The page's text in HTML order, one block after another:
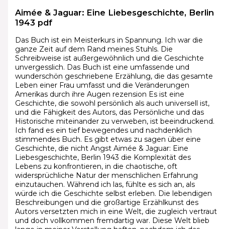
Aimée & Jaguar: Eine Liebesgeschichte, Berlin
1943 pdf
Das Buch ist ein Meisterkurs in Spannung. Ich war die
ganze Zeit auf dem Rand meines Stuhls. Die
Schreibweise ist außergewöhnlich und die Geschichte
unvergesslich. Das Buch ist eine umfassende und
wunderschön geschriebene Erzählung, die das gesamte
Leben einer Frau umfasst und die Veränderungen
Amerikas durch ihre Augen rezension Es ist eine
Geschichte, die sowohl persönlich als auch universell ist,
und die Fähigkeit des Autors, das Persönliche und das
Historische miteinander zu verweben, ist beeindruckend.
Ich fand es ein tief bewegendes und nachdenklich
stimmendes Buch. Es gibt etwas zu sagen über eine
Geschichte, die nicht Angst Aimée & Jaguar: Eine
Liebesgeschichte, Berlin 1943 die Komplexität des
Lebens zu konfrontieren, in die chaotische, oft
widersprüchliche Natur der menschlichen Erfahrung
einzutauchen. Während ich las, fühlte es sich an, als
würde ich die Geschichte selbst erleben. Die lebendigen
Beschreibungen und die großartige Erzählkunst des
Autors versetzten mich in eine Welt, die zugleich vertraut
und doch vollkommen fremdartig war. Diese Welt blieb